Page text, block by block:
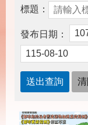
標題：
發布日期：